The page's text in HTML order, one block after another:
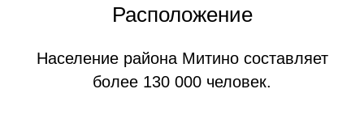
Расположение
Население района Митино составляет
более 130 000 человек.